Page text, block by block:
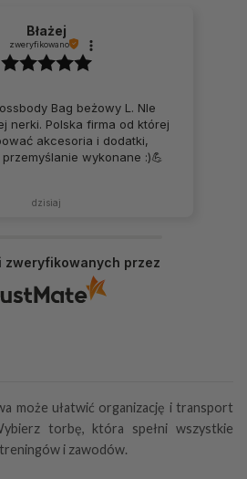
Błażej
zweryfikowano
Bag beżowy L. NIe
nerki. Polska firma od której
akcesoria i dodatki,
wykonane :)💪
dzisiaj
zweryfikowanych przez
może ułatwić organizację i transport
torbę, która spełni wszystkie
i zawodów.